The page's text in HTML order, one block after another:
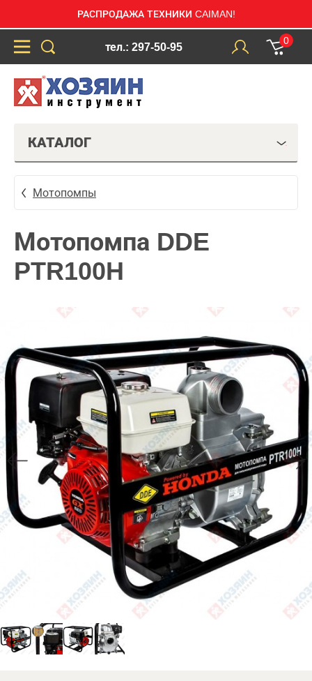
РАСПРОДАЖА ТЕХНИКИ CAIMAN!
тел.: 297-50-95
0
КАТАЛОГ
Мотопомпы
Мотопомпа DDE
PTR100H